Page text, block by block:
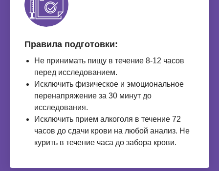
Правила подготовки:
Не принимать пищу в течение 8-12 часов
перед исследованием.
Исключить физическое и эмоциональное
перенапряжение за 30 минут до
исследования.
Исключить прием алкоголя в течение 72
часов до сдачи крови на любой анализ. Не
курить в течение часа до забора крови.